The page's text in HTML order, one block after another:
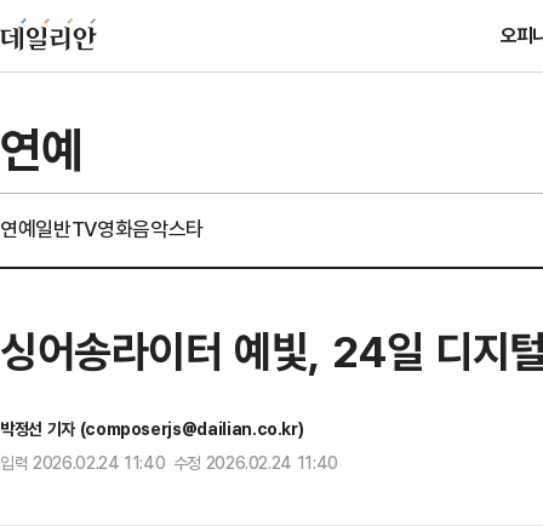
오피
연예
연예일반TV영화음악스타
싱어송라이터 예빛, 24일 디지
박정선 기자 (composerjs@dailian.co.kr)
입력 2026.02.24 11:40 수정 2026.02.24 11:40